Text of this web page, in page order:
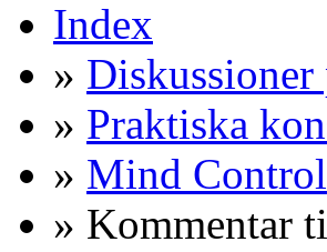
Index
» Diskussioner
» Praktiska
» Mind Control
» Kommentar